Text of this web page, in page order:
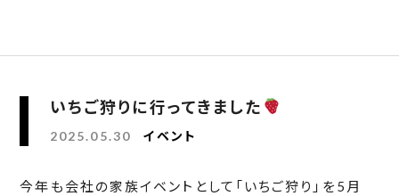
いちご狩りに行ってきました
2025.05.30 イベント
今年も会社の家族イベントとして「いちご狩り」を5月